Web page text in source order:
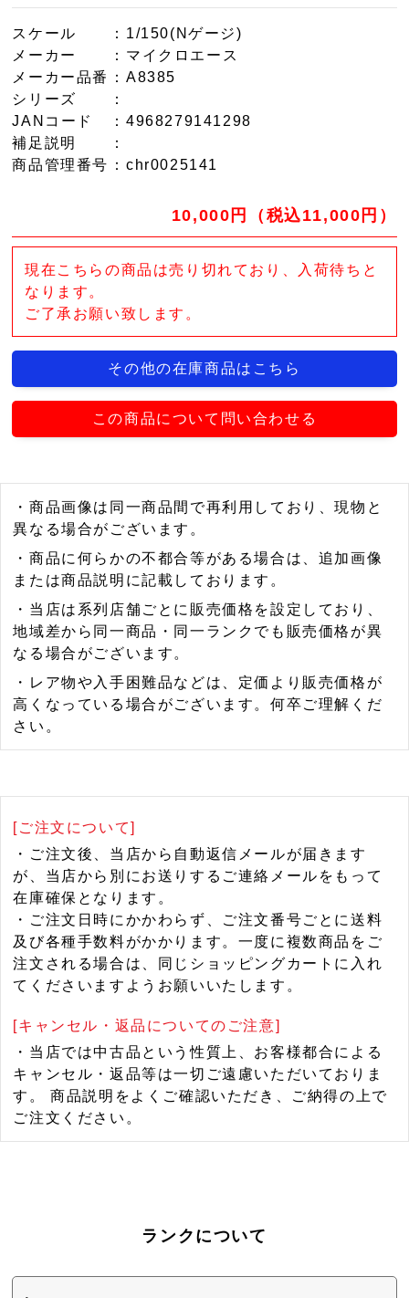
スケール
：1/150(Nゲージ)
メーカー
：マイクロエース
メーカー品番
：A8385
シリーズ
：
JANコード
：4968279141298
補足説明
：
商品管理番号 ：chr0025141
10,000円（税込11,000円）
現在こちらの商品は売り切れており、入荷待ちと
なります。
ご了承お願い致します。
その他の在庫商品はこちら
この商品について問い合わせる
・商品画像は同一商品間で再利用しており、現物と
異なる場合がございます。
・商品に何らかの不都合等がある場合は、追加画像
または商品説明に記載しております。
・当店は系列店舗ごとに販売価格を設定しており、
地域差から同一商品・同一ランクでも販売価格が異
なる場合がございます。
・レア物や入手困難品などは、定価より販売価格が
高くなっている場合がございます。何卒ご理解くだ
さい。
[ご注文について]
・ご注文後、当店から自動返信メールが届きます
が、当店から別にお送りするご連絡メールをもって
在庫確保となります。
・ご注文日時にかかわらず、ご注文番号ごとに送料
及び各種手数料がかかります。一度に複数商品をご
注文される場合は、同じショッピングカートに入れ
てくださいますようお願いいたします。
[キャンセル・返品についてのご注意]
・当店では中古品という性質上、お客様都合による
キャンセル・返品等は一切ご遠慮いただいておりま
す。 商品説明をよくご確認いただき、ご納得の上で
ご注文ください。
ランクについて